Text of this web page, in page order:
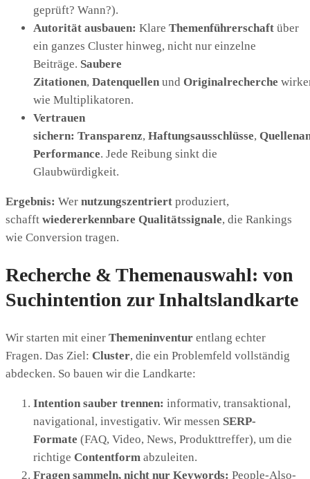
geprüft? Wann?).
Autorität ausbauen: Klare Themenführerschaft über
ein ganzes Cluster hinweg, nicht nur einzelne
Beiträge. Saubere
Zitationen, Datenquellen und Originalrecherche
wie Multiplikatoren.
Vertrauen
sichern: Transparenz, Haftungsausschlüsse,
Performance. Jede Reibung sinkt die
Glaubwürdigkeit.
Ergebnis: Wer nutzungszentriert produziert,
schafft wiedererkennbare Qualitätssignale, die Rankings
wie Conversion tragen.
Recherche & Themenauswahl: von
Suchintention zur Inhaltslandkarte
Wir starten mit einer Themeninventur entlang echter
Fragen. Das Ziel: Cluster, die ein Problemfeld vollständig
abdecken. So bauen wir die Landkarte:
Intention sauber trennen: informativ, transaktional,
navigational, investigativ. Wir messen SERP-
Formate (FAQ, Video, News, Produkttreffer), um die
richtige Contentform abzuleiten.
Fragen sammeln, nicht nur Keywords: People-Also-